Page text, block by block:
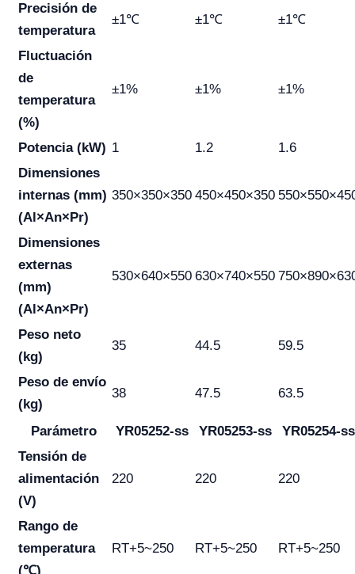
Precisión de
temperatura
±1℃ ±1℃ ±1℃
Fluctuación
de
temperatura
(%)
±1% ±1% ±1%
Potencia (kW) 1 1.2
1.6
Dimensiones
internas (mm)
(Al×An×Pr)
350×350×350 450×450×350
Dimensiones
externas
(mm)
(Al×An×Pr)
530×640×550 630×740×550
Peso neto
(kg)
35 44.5 59.5
Peso de envío
(kg)
38 47.5 63.5
Parámetro YR05252-ss YR05253-ss
YR05254-ss
Tensión de
alimentación
(V)
220 220 220
Rango de
temperatura
(℃)
RT+5~250 RT+5~250 RT+5~250